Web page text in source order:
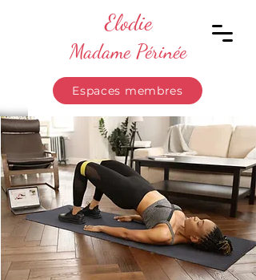
Elodie
Madame Périnée
Espaces membres